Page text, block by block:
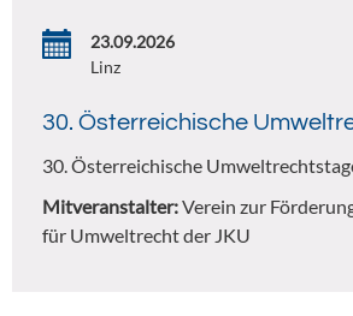
23.09.2026
Linz
30. Österreichische
30. Österreichische
Mitveranstalter:Verein zur
für Umweltrecht der JKU